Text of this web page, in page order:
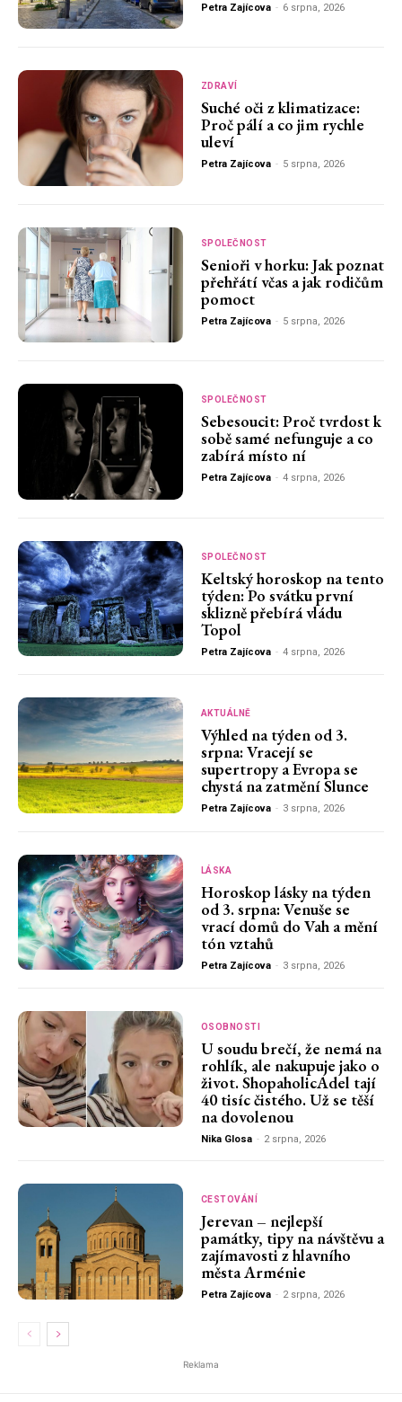
Petra Zajícova - 6 srpna, 2026
ZDRAVÍ
Suché oči z klimatizace:
Proč pálí a co jim rychle
uleví
Petra Zajícova - 5 srpna, 2026
SPOLEČNOST
Senioři v horku: Jak poznat
přehřátí včas a jak rodičům
pomoct
Petra Zajícova - 5 srpna, 2026
SPOLEČNOST
Sebesoucit: Proč tvrdost k
sobě samé nefunguje a co
zabírá místo ní
Petra Zajícova - 4 srpna, 2026
SPOLEČNOST
Keltský horoskop na tento
týden: Po svátku první
sklizně přebírá vládu
Topol
Petra Zajícova - 4 srpna, 2026
AKTUÁLNĚ
Výhled na týden od 3.
srpna: Vracejí se
supertropy a Evropa se
chystá na zatmění Slunce
Petra Zajícova - 3 srpna, 2026
LÁSKA
Horoskop lásky na týden
od 3. srpna: Venuše se
vrací domů do Vah a mění
tón vztahů
Petra Zajícova - 3 srpna, 2026
OSOBNOSTI
U soudu brečí, že nemá na
rohlík, ale nakupuje jako o
život. ShopaholicAdel tají
40 tisíc čistého. Už se těší
na dovolenou
Nika Glosa - 2 srpna, 2026
CESTOVÁNÍ
Jerevan – nejlepší
památky, tipy na návštěvu a
zajímavosti z hlavního
města Arménie
Petra Zajícova - 2 srpna, 2026
Reklama